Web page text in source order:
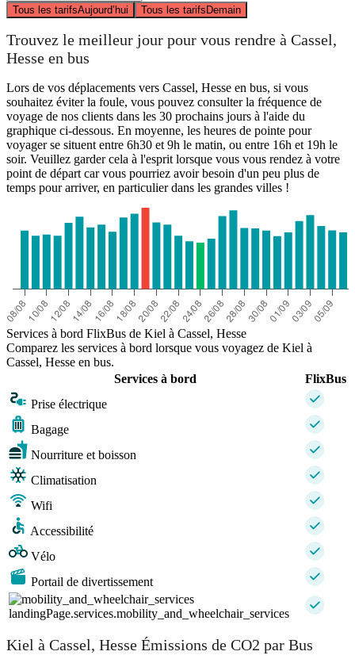
Tous les tarifsAujourd’hui Tous les tarifsDemain
Trouvez le meilleur jour pour vous rendre à Cassel,
Hesse en bus
Lors de vos déplacements vers Cassel, Hesse en bus, si vous
souhaitez éviter la foule, vous pouvez consulter la fréquence de
voyage de nos clients dans les 30 prochains jours à l'aide du
graphique ci-dessous. En moyenne, les heures de pointe pour
voyager se situent entre 6h30 et 9h le matin, ou entre 16h et 19h le
soir. Veuillez garder cela à l'esprit lorsque vous vous rendez à votre
point de départ car vous pourriez avoir besoin d'un peu plus de
temps pour arriver, en particulier dans les grandes villes !
Services à bord FlixBus de Kiel à Cassel, Hesse
Comparez les services à bord lorsque vous voyagez de Kiel à
Cassel, Hesse en bus.
Services à bord
FlixBus
Prise électrique
Bagage
Nourriture et boisson
Climatisation
Wifi
Accessibilité
Vélo
Portail de divertissement
landingPage.services.mobility_and_wheelchair_services
Kiel à Cassel, Hesse Émissions de CO2 par Bus